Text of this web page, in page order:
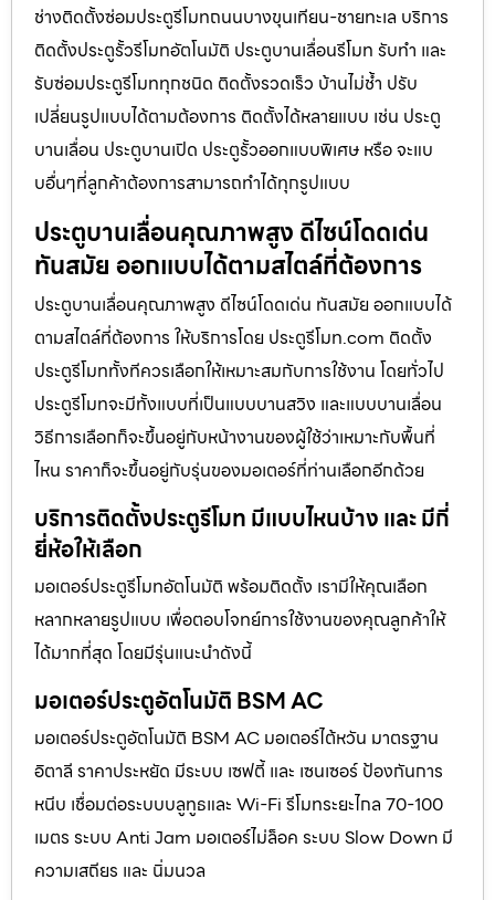
ช่างติดตั้งซ่อมประตูรีโมทถนนบางขุนเทียน-ชายทะเล บริการ
ติดตั้งประตูรั้วรีโมทอัตโนมัติ ประตูบานเลื่อนรีโมท รับทำ และ
รับซ่อมประตูรีโมททุกชนิด ติดตั้งรวดเร็ว บ้านไม่ช้ำ ปรับ
เปลี่ยนรูปแบบได้ตามต้องการ ติดตั้งได้หลายแบบ เช่น ประตู
บานเลื่อน ประตูบานเปิด ประตูรั้วออกแบบพิเศษ หรือ จะแบ
บอื่นๆที่ลูกค้าต้องการสามารถทำได้ทุกรูปแบบ
ประตูบานเลื่อนคุณภาพสูง ดีไซน์โดดเด่น
ทันสมัย ออกแบบได้ตามสไตล์ที่ต้องการ
ประตูบานเลื่อนคุณภาพสูง ดีไซน์โดดเด่น ทันสมัย ออกแบบได้
ตามสไตล์ที่ต้องการ ให้บริการโดย ประตูรีโมท.com ติดตั้ง
ประตูรีโมททั้งทีควรเลือกให้เหมาะสมกับการใช้งาน โดยทั่วไป
ประตูรีโมทจะมีทั้งแบบที่เป็นแบบบานสวิง และแบบบานเลื่อน
วิธีการเลือกก็จะขึ้นอยู่กับหน้างานของผู้ใช้ว่าเหมาะกับพื้นที่
ไหน ราคาก็จะขึ้นอยู่กับรุ่นของมอเตอร์ที่ท่านเลือกอีกด้วย
บริการติดตั้งประตูรีโมท มีแบบไหนบ้าง และ มีกี่
ยี่ห้อให้เลือก
มอเตอร์ประตูรีโมทอัตโนมัติ พร้อมติดตั้ง เรามีให้คุณเลือก
หลากหลายรูปแบบ เพื่อตอบโจทย์การใช้งานของคุณลูกค้าให้
ได้มากที่สุด โดยมีรุ่นแนะนำดังนี้
มอเตอร์ประตูอัตโนมัติ BSM AC
มอเตอร์ประตูอัตโนมัติ BSM AC มอเตอร์ไต้หวัน มาตรฐาน
อิตาลี ราคาประหยัด มีระบบ เซฟตี้ และ เซนเซอร์ ป้องกันการ
หนีบ เชื่อมต่อระบบบลูทูธและ Wi-Fi รีโมทระยะไกล 70-100
เมตร ระบบ Anti Jam มอเตอร์ไม่ล็อค ระบบ Slow Down มี
ความเสถียร และ นิ่มนวล